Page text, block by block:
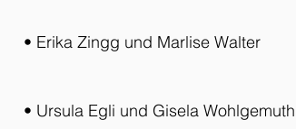
• Erika Zingg und Marlise Walter
• Ursula Egli und Gisela Wohlgemuth